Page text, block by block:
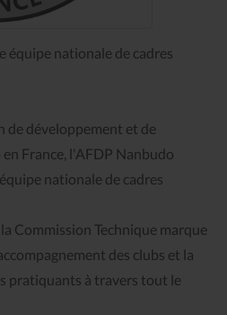
équipe nationale de cadres
de développement et de
France, l'AFDP Nanbudo
nationale de cadres
Commission Technique marque
des clubs et la
pratiquants à travers tout le